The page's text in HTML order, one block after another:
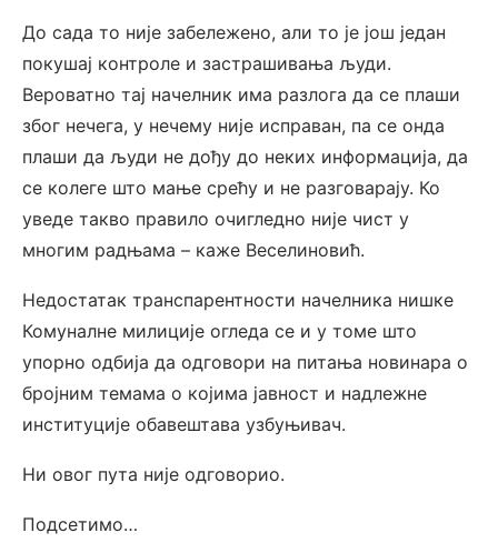
До сада то није забележено, али то је још један
покушај контроле и застрашивања људи.
Вероватно тај начелник има разлога да се плаши
због нечега, у нечему није исправан, па се онда
плаши да људи не дођу до неких информација, да
се колеге што мање срећу и не разговарају. Ко
уведе такво правило очигледно није чист у
многим радњама – каже Веселиновић.
Недостатак транспарентности начелника нишке
Комуналне милиције огледа се и у томе што
упорно одбија да одговори на питања новинара о
бројним темама о којима јавност и надлежне
институције обавештава узбуњивач.
Ни овог пута није одговорио.
Подсетимо…